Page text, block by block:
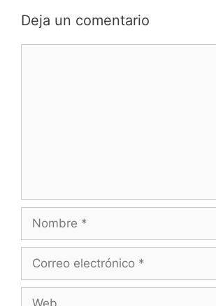
Deja un comentario